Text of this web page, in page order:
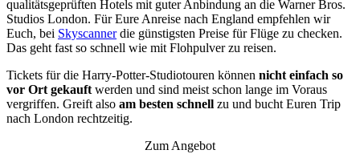
qualitätsgeprüften Hotels mit guter Anbindung an die Warner Bros.
Studios London. Für Eure Anreise nach England empfehlen wir
Euch, bei Skyscannerdie günstigsten Preise für Flüge zu checken.
Das geht fast so schnell wie mit Flohpulver zu reisen.
Tickets für die Harry-Potter-Studiotouren können nicht einfach so
vor Ort gekauft werden und sind meist schon lange im Voraus
vergriffen. Greift also am besten schnell zu und bucht Euren Trip
nach London rechtzeitig.
Zum Angebot